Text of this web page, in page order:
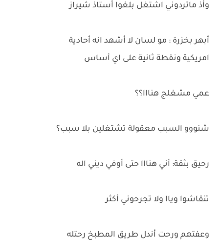
وأذ ماتردوني اشتغل بلغوا أستاذ شيراز
أبهر بخزرة : مو لسان لا أشهد انه أحادية
امريكية ونقطة ثانية على اي أساس
عمي مشغلج هنااا؟؟
شنووو السبب معقولة تشتغلين بلا سبب؟
رحيق بثقة: أني هنااا حتى أوفي ديني اله
تنقاشوا وياا ولا تجرحوني أكثر
وعفتهم ورحت أندل طريق المطبخ رحتله